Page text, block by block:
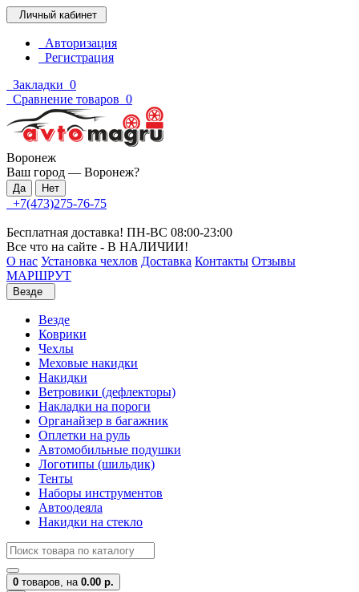
Личный кабинет
Авторизация
Регистрация
Закладки 0
Сравнение товаров 0
Воронеж
Ваш город — Воронеж?
+7(473)275-76-75
Бесплатная доставка! ПН-ВС 08:00-23:00
Все что на сайте - В НАЛИЧИИ!
О нас Установка чехлов Доставка Контакты Отзывы
МАРШРУТ
Везде
Везде
Коврики
Чехлы
Меховые накидки
Накидки
Ветровики (дефлекторы)
Накладки на пороги
Органайзер в багажник
Оплетки на руль
Автомобильные подушки
Логотипы (шильдик)
Тенты
Наборы инструментов
Автоодеяла
Накидки на стекло
0 товаров, на 0.00 р.